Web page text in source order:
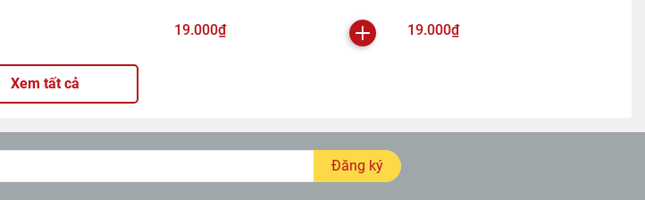
19.000₫ 19.000₫
Xem tất cả
Đăng ký